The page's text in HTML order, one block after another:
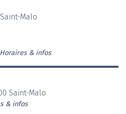
Malo
Horaires & infos
Saint-Malo
& infos